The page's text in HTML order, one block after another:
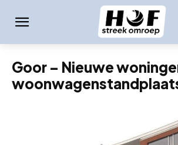
Goor – Nieuwe